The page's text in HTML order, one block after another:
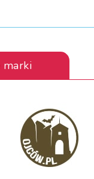
marki